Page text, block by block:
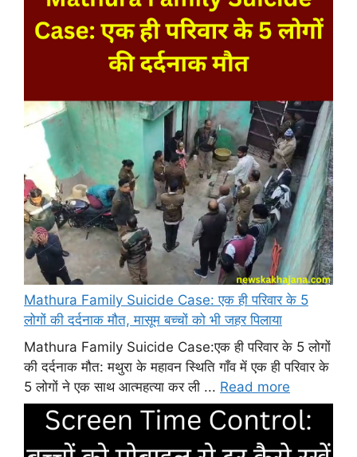
Mathura Family Suicide Case: एक ही परिवार के 5
लोगों की दर्दनाक मौत, मासूम बच्चों को भी जहर पिलाया
Mathura Family Suicide Case:एक ही परिवार के 5 लोगों
की दर्दनाक मौत: मथुरा के महावन स्थिति गाँव में एक ही परिवार के
5 लोगों ने एक साथ आत्महत्या कर ली ... Read more